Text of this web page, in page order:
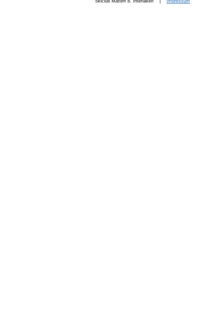
Skiclub Matten b. Interlaken | Impressum